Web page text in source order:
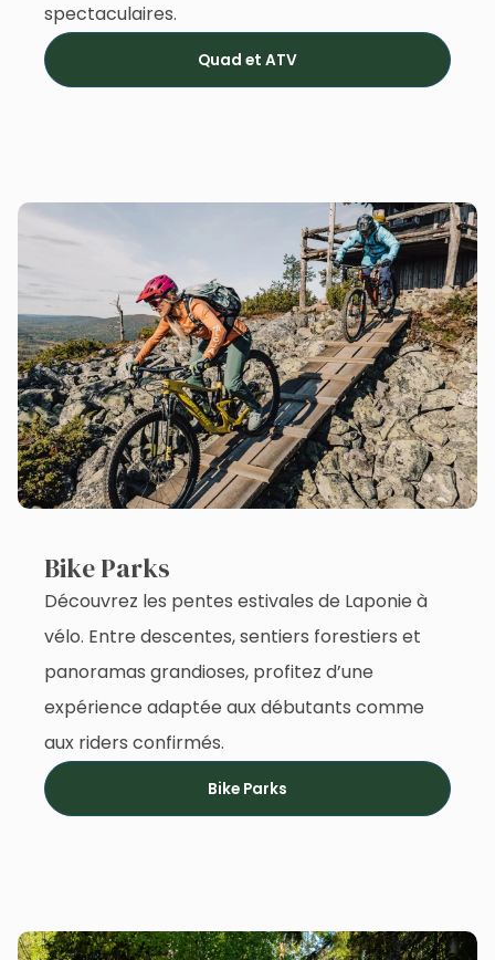
spectaculaires.
Quad et ATV
Bike Parks
Découvrez les pentes estivales de Laponie à
vélo. Entre descentes, sentiers forestiers et
panoramas grandioses, profitez d’une
expérience adaptée aux débutants comme
aux riders confirmés.
Bike Parks